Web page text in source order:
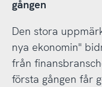
gången
Den stora
nya ekonomin"
från
första gången får